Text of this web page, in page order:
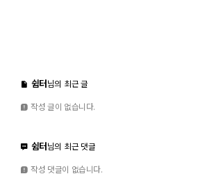
쉼터 님의 최근 글
작성 글이 없습니다.
쉼터 님의 최근 댓글
작성 댓글이 없습니다.